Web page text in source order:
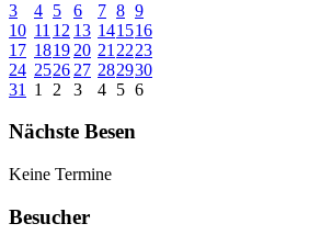
3
4 5 6 7 8 9
10 11 12 13 141516
17 1819 20 21 2223
24 2526 27 282930
31
1 2 3 4 5 6
Nächste Besen
Keine Termine
Besucher